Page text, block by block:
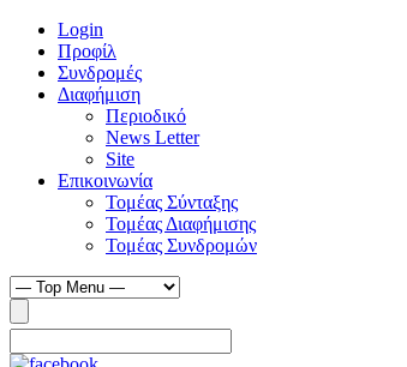
Login
Προφίλ
Συνδρομές
Διαφήμιση
Περιοδικό
News Letter
Site
Επικοινωνία
Τομέας Σύνταξης
Τομέας Διαφήμισης
Τομέας Συνδρομών